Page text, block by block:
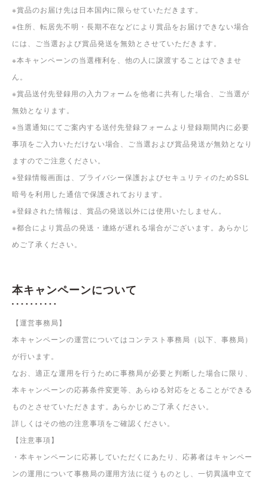
※賞品のお届け先は日本国内に限らせていただきます。
※住所、転居先不明・長期不在などにより賞品をお届けできない場合
には、ご当選および賞品発送を無効とさせていただきます。
※本キャンペーンの当選権利を、他の人に譲渡することはできませ
ん。
※賞品送付先登録用の入力フォームを他者に共有した場合、ご当選が
無効となります。
※当選通知にてご案内する送付先登録フォームより登録期間内に必要
事項をご入力いただけない場合、ご当選および賞品発送が無効となり
ますのでご注意ください。
※登録情報画面は、プライバシー保護およびセキュリティのためSSL
暗号を利用した通信で保護されております。
※登録された情報は、賞品の発送以外には使用いたしません。
※都合により賞品の発送・連絡が遅れる場合がございます。あらかじ
めご了承ください。
本キャンペーンについて
【運営事務局】
本キャンペーンの運営についてはコンテスト事務局（以下、事務局）
が行います。
なお、適正な運用を行うために事務局が必要と判断した場合に限り、
本キャンペーンの応募条件変更等、あらゆる対応をとることができる
ものとさせていただきます。あらかじめご了承ください。
詳しくはその他の注意事項をご確認ください。
【注意事項】
・本キャンペーンに応募していただくにあたり、応募者はキャンペー
ンの運用について事務局の運用方法に従うものとし、一切異議申立て